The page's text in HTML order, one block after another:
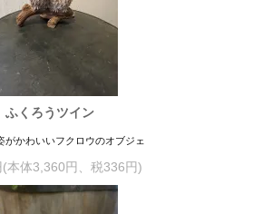
ふくろうツイン
がかわいいフクロウのオブジェ
本体3,360円、税336円)